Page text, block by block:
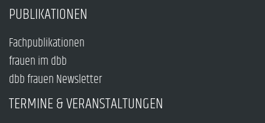
PUBLIKATIONEN
Fachpublikationen
frauen im dbb
dbb frauen Newsletter
TERMINE & VERANSTALTUNGEN